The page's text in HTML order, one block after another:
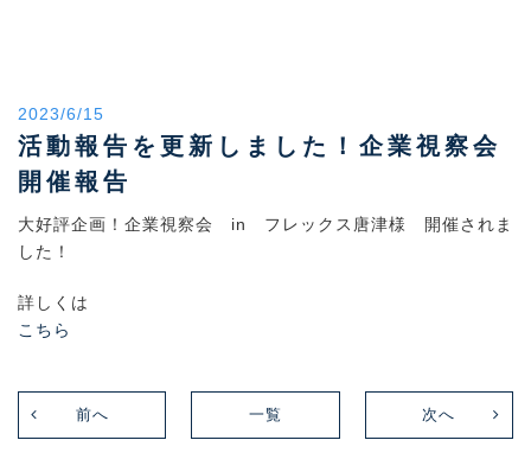
i
2023/6/15
活動報告を更新しました！企業視察会
開催報告
大好評企画！企業視察会 in フレックス唐津様 開催されま
した！
詳しくは
こちら
前へ 次へ
一覧